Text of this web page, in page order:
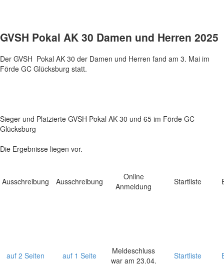
GVSH Pokal AK 30 Damen und Herren 2025
Der GVSH Pokal AK 30 der Damen und Herren fand am 3. Mai im
Förde GC Glücksburg statt.
Sieger und Platzierte GVSH Pokal AK 30 und 65 im Förde GC
Glücksburg
Die Ergebnisse liegen vor.
Ausschreibung Ausschreibung
Online
Anmeldung
Startliste
auf 2 Seiten auf 1 Seite
Meldeschluss
war am 23.04.
Startliste